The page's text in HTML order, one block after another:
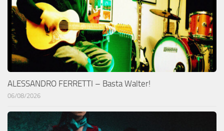
ALESSANDRO FERRETTI – Basta Walter!
06/08/2026